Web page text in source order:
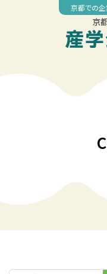
京都での
京
04:00